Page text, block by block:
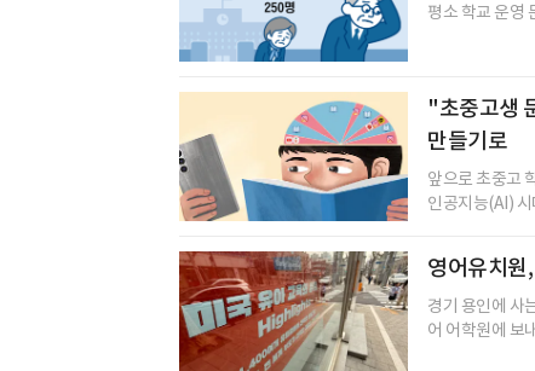
평소 학교 운영
"초중고생
만들기로
앞으로 초중고
인공지능(AI)
영어유치원
경기 용인에 사
어 어학원에 보